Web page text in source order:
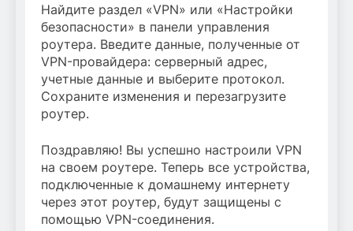
Найдите раздел «VPN» или «Настройки
безопасности» в панели управления
роутера. Введите данные, полученные от
VPN-провайдера: серверный адрес,
учетные данные и выберите протокол.
Сохраните изменения и перезагрузите
роутер.
Поздравляю! Вы успешно настроили VPN
на своем роутере. Теперь все устройства,
подключенные к домашнему интернету
через этот роутер, будут защищены с
помощью VPN-соединения.